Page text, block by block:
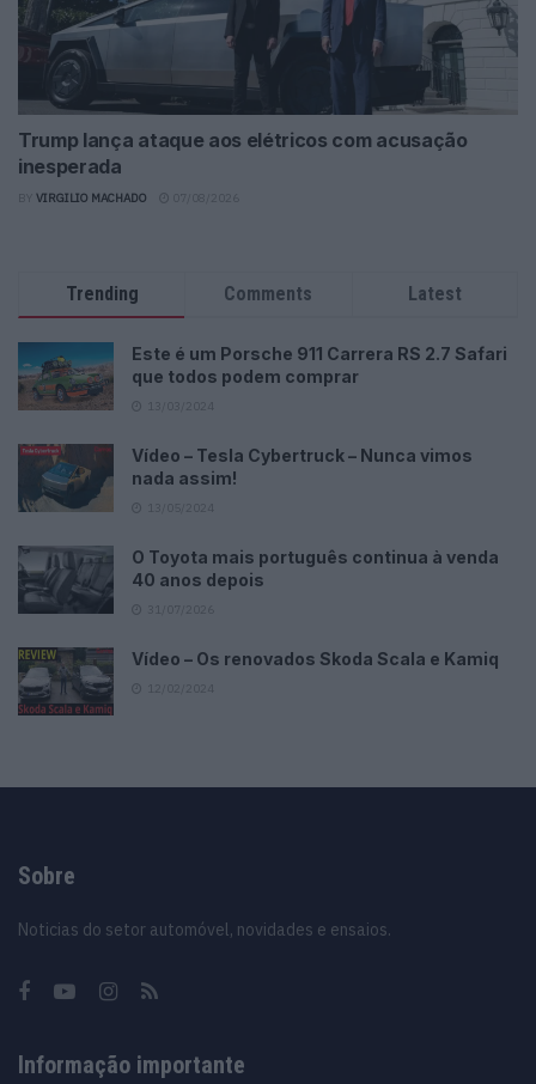
Trump lança ataque aos elétricos com acusação
inesperada
VIRGILIO MACHADO
Trending Comments Latest
Este é um Porsche 911 Carrera RS 2.7 Safari
que todos podem comprar
Vídeo – Tesla Cybertruck – Nunca vimos
nada assim!
O Toyota mais português continua à venda
40 anos depois
Vídeo – Os renovados Skoda Scala e Kamiq
Sobre
Noticias do setor automóvel, novidades e ensaios.
Informação importante